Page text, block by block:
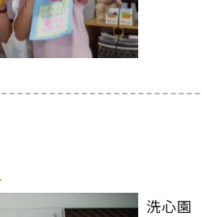
洗心園